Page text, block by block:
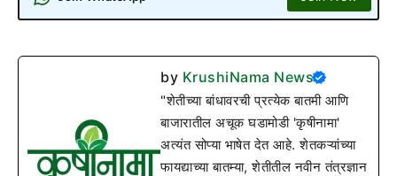
by KrushiNama News
"शेतीच्या बांधावरची प्रत्येक बातमी आणि
बाजारातील अचूक घडामोडी 'कृषीनामा'
अत्यंत सोप्या भाषेत देत आहे. शेतकऱ्यांच्या
फायद्याच्या बातम्या, शेतीतील नवीन तंत्रज्ञान